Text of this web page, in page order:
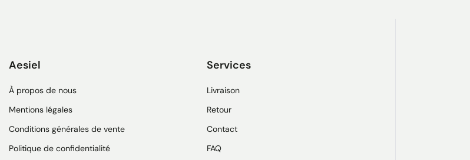
Aesiel
À propos de nous
Mentions légales
Conditions générales de vente
Politique de confidentialité
Services
Livraison
Retour
Contact
FAQ